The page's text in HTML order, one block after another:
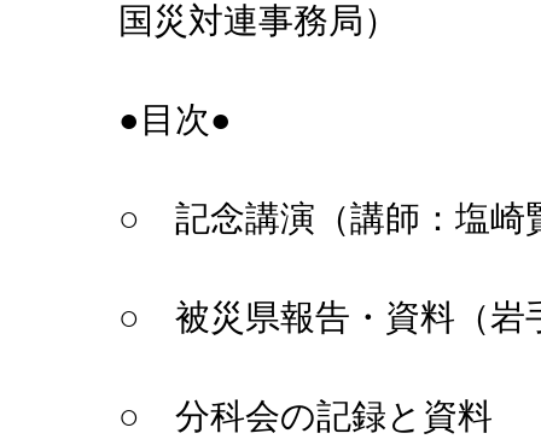
国災対連事務局）
●目次●
○ 記念講演（講師：塩
○ 被災県報告・資料（
○ 分科会の記録と資料